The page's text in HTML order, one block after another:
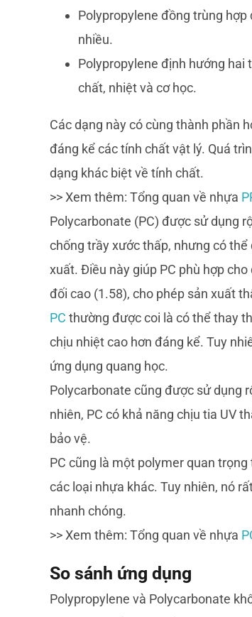
Polypropylene đồng trùng hợp
nhiều.
Polypropylene định hướng hai
chất, nhiệt và cơ học.
Các dạng này có cùng thành phần
đáng kể các tính chất vật lý. Quá
dạng khác biệt về tính chất.
>> Xem thêm: Tổng quan về nhựa
Polycarbonate (PC) được sử dụng
chống trầy xước thấp, nhưng có
xuất. Điều này giúp PC phù hợp
đối cao (1.58), cho phép sản xuất
PC thường được coi là có thể thay
chịu nhiệt cao hơn đáng kể. Tuy
ứng dụng quang học.
Polycarbonate cũng được sử dụng
nhiên, PC có khả năng chịu tia UV
bảo vệ.
PC cũng là một polymer quan
các loại nhựa khác. Tuy nhiên, nó
nhanh chóng.
>> Xem thêm: Tổng quan về nhựa
So sánh ứng dụng
Polypropylene và Polycarbonate